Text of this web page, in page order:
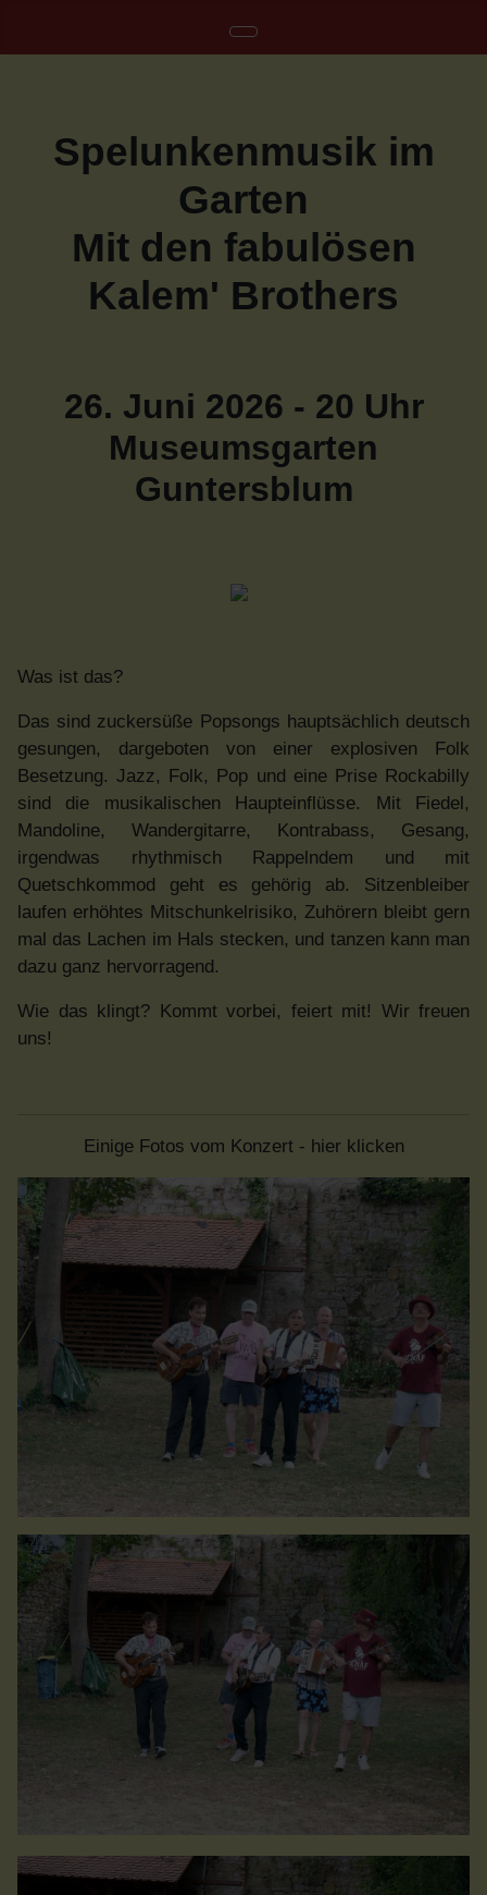
Spelunkenmusik im
Garten
Mit den fabulösen
Kalem' Brothers
26. Juni 2026 - 20 Uhr
Museumsgarten
Guntersblum
Was ist das?
Das sind zuckersüße Popsongs hauptsächlich deutsch
gesungen, dargeboten von einer explosiven Folk
Besetzung. Jazz, Folk, Pop und eine Prise Rockabilly
sind die musikalischen Haupteinflüsse. Mit Fiedel,
Mandoline, Wandergitarre, Kontrabass, Gesang,
irgendwas rhythmisch Rappelndem und mit
Quetschkommod geht es gehörig ab. Sitzenbleiber
laufen erhöhtes Mitschunkelrisiko, Zuhörern bleibt gern
mal das Lachen im Hals stecken, und tanzen kann man
dazu ganz hervorragend.
Wie das klingt? Kommt vorbei, feiert mit! Wir freuen
uns!
Einige Fotos vom Konzert - hier klicken